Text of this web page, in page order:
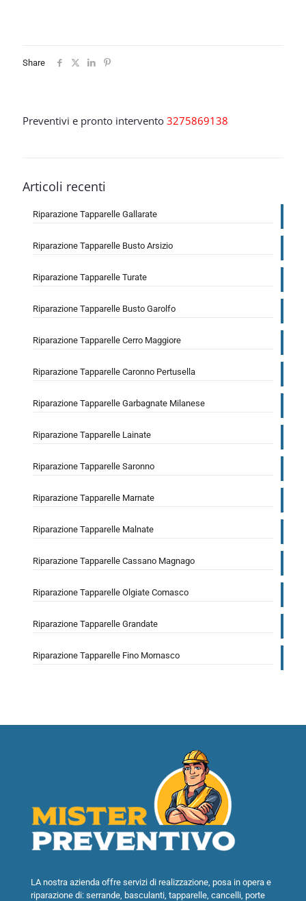
Share
Preventivi e pronto intervento 3275869138
Articoli recenti
Riparazione Tapparelle Gallarate
Riparazione Tapparelle Busto Arsizio
Riparazione Tapparelle Turate
Riparazione Tapparelle Busto Garolfo
Riparazione Tapparelle Cerro Maggiore
Riparazione Tapparelle Caronno Pertusella
Riparazione Tapparelle Garbagnate Milanese
Riparazione Tapparelle Lainate
Riparazione Tapparelle Saronno
Riparazione Tapparelle Marnate
Riparazione Tapparelle Malnate
Riparazione Tapparelle Cassano Magnago
Riparazione Tapparelle Olgiate Comasco
Riparazione Tapparelle Grandate
Riparazione Tapparelle Fino Mornasco
LA nostra azienda offre servizi di realizzazione, posa in opera e
riparazione di: serrande, basculanti, tapparelle, cancelli, porte